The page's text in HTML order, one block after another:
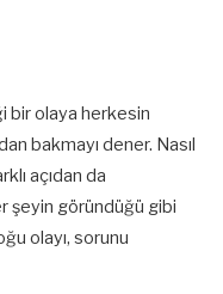
bir olaya herkesin
bakmayı dener. Nasıl
açıdan da
şeyin göründüğü gibi
olayı, sorunu